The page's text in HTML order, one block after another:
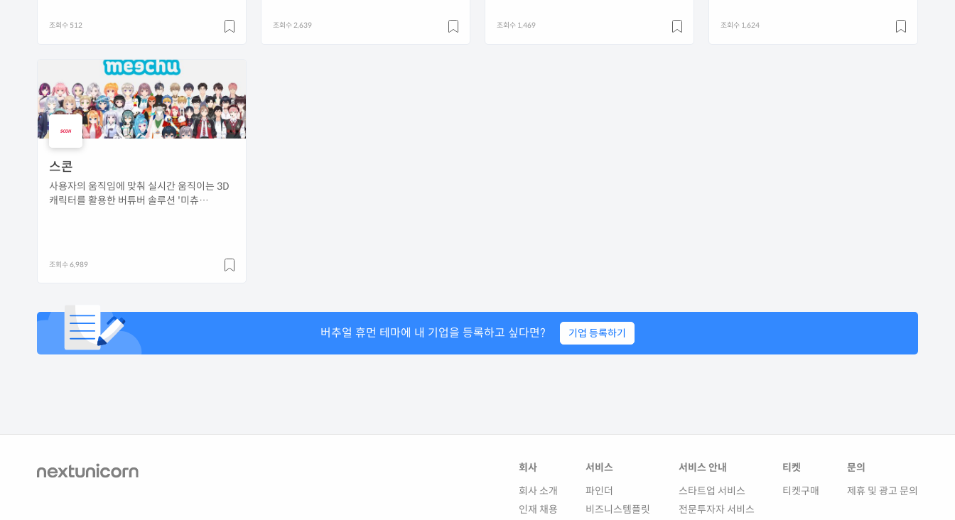
조회수 512 조회수 2,639 조회수 1,469 조회수 1,624
스콘
사용자의 움직임에 맞춰 실시간 움직이는 3D
캐릭터를 활용한 버튜버 솔루션 '미츄
조회수 6,989
버추얼 휴먼 테마에 내 기업을 등록하고 싶다면? 기업 등록하기
회사
회사 소개
인재 채용
서비스
파인더
비즈니스템플릿
서비스 안내
스타트업 서비스
전문투자자 서비스
티켓
티켓구매
문의
제휴 및 광고 문의